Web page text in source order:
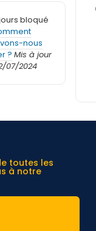
bloqué
nous
? Mis à jour
07/2024
toutes les
à notre